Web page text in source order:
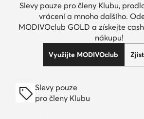
Slevy pouze pro členy Klubu,
vrácení a mnoho dalšího.
MODIVOclub GOLD a získejte
nákupu!
Využijte MODIVOclub
Slevy pouze
pro členy Klubu